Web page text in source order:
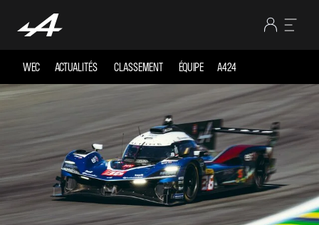
WEC ACTUALITÉS CLASSEMENT ÉQUIPE A424